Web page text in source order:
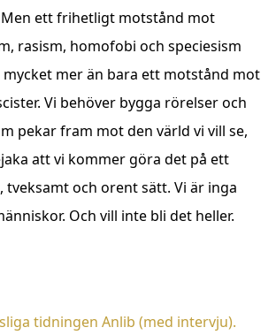
ett frihetligt motstånd mot
rasism, homofobi och speciesism
mycket mer än bara ett motstånd mot
Vi behöver bygga rörelser och
pekar fram mot den värld vi vill se,
att vi kommer göra det på ett
och orent sätt. Vi är inga
Och vill inte bli det heller.
tidningen Anlib (med intervju).